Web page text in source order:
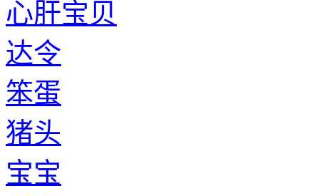
心肝宝贝
达令
笨蛋
猪头
宝宝